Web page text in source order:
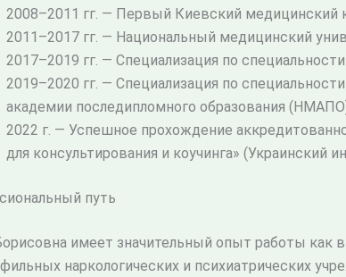
2008–2011 гг. — Первый Киевский медицинский
2011–2017 гг. — Национальный медицинский
2017–2019 гг. — Специализация по
2019–2020 гг. — Специализация по
академии последипломного образования
2022 г. — Успешное прохождение
для консультирования и коучинга» (Украинский
путь
имеет значительный опыт работы как
наркологических и психиатрических